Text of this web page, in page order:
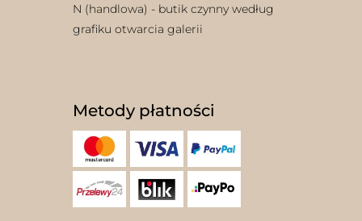
N (handlowa) - butik czynny według
grafiku otwarcia galerii
Metody płatności